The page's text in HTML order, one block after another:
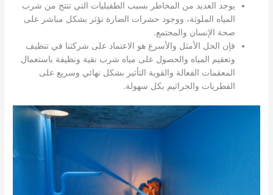
يوجد العديد من المخاطر بسبب الطفيليات التي تنتج من شرب
المياه الملوثة، ووجود حشرات الضارة تؤثر بشكل مباشر على
صحة الإنسان والمجتمع.
فإن الحل الأمثل والأسرع هو الاعتماد على شركتنا في تنظيف
وتعقيم المياه والحصول على مياه شرب نقية ونظيفة باستعمال
المعقمات الفعالة والقوية التأثير بشكل نهائي وسريع على
الفطريات والجراثيم بكل سهولة.